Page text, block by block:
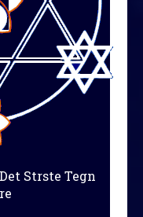
Strste Tegn